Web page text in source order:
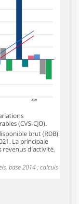
2021
(CVS-CJO).
brut (RDB)
La principale
revenus d'activité,
base 2014 ; calculs